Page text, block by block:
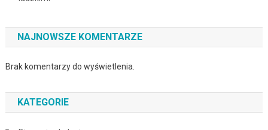
NAJNOWSZE KOMENTARZE
Brak komentarzy do wyświetlenia.
KATEGORIE